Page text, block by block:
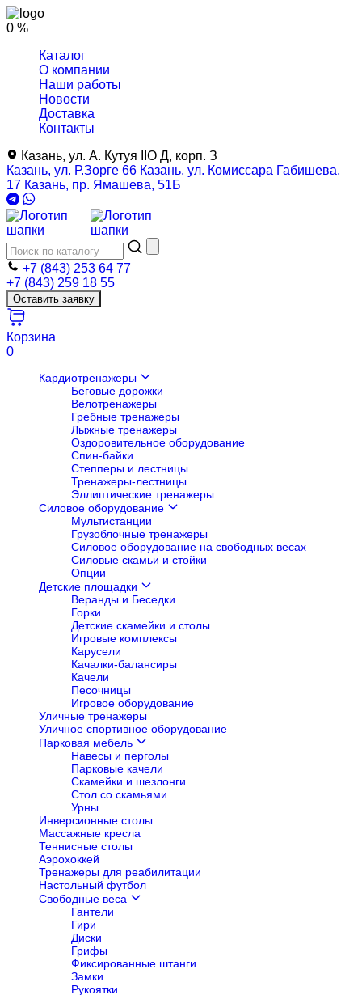
0 %
Каталог
О компании
Наши работы
Новости
Доставка
Контакты
Казань, ул. А. Кутуя IIO Д, корп. З
Казань, ул. Р.Зорге 66 Казань, ул. Комиссара Габишева,
17 Казань, пр. Ямашева, 51Б
+7 (843) 253 64 77
+7 (843) 259 18 55
Оставить заявку
Корзина
0
Кардиотренажеры
Беговые дорожки
Велотренажеры
Гребные тренажеры
Лыжные тренажеры
Оздоровительное оборудование
Спин-байки
Степперы и лестницы
Тренажеры-лестницы
Эллиптические тренажеры
Силовое оборудование
Мультистанции
Грузоблочные тренажеры
Силовое оборудование на свободных весах
Силовые скамьи и стойки
Опции
Детские площадки
Веранды и Беседки
Горки
Детские скамейки и столы
Игровые комплексы
Карусели
Качалки-балансиры
Качели
Песочницы
Игровое оборудование
Уличные тренажеры
Уличное спортивное оборудование
Парковая мебель
Навесы и перголы
Парковые качели
Скамейки и шезлонги
Стол со скамьями
Урны
Инверсионные столы
Массажные кресла
Теннисные столы
Аэрохоккей
Тренажеры для реабилитации
Настольный футбол
Свободные веса
Гантели
Гири
Диски
Грифы
Фиксированные штанги
Замки
Рукоятки